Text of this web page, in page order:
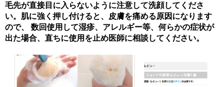
毛先が直接目に入らないように注意して洗顔してくださ
い。肌に強く押し付けると、皮膚を痛める原因になります
ので、 数回使用して湿疹、アレルギー等、何らかの症状が
出た場合、直ちに使用を止め医師に相談してください。